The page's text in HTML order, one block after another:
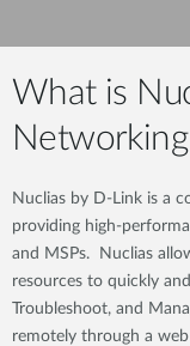
Hardware
Software DNC-
Software DNC-
What is
Nuclias by D-Link is a
providing high-
and MSPs. Nuclias
resources to quickly
Troubleshoot, and
remotely through a